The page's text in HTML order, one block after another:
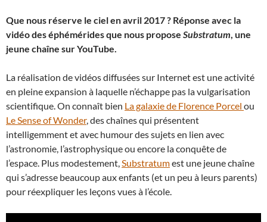
Que nous réserve le ciel en avril 2017 ? Réponse avec la
vidéo des éphémérides que nous propose Substratum, une
jeune chaîne sur YouTube.
La réalisation de vidéos diffusées sur Internet est une activité
en pleine expansion à laquelle n’échappe pas la vulgarisation
scientifique. On connaît bien La galaxie de Florence Porcel ou
Le Sense of Wonder, des chaînes qui présentent
intelligemment et avec humour des sujets en lien avec
l’astronomie, l’astrophysique ou encore la conquête de
l’espace. Plus modestement,Substratumest une jeune chaîne
qui s’adresse beaucoup aux enfants (et un peu à leurs parents)
pour réexpliquer les leçons vues à l’école.